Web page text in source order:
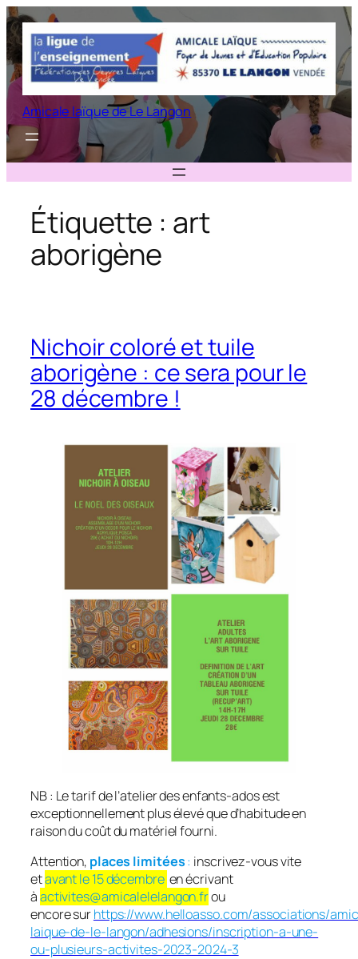
Aller
au
contenu
Amicale laïque de Le Langon
Étiquette : art
aborigène
Nichoir coloré et tuile
aborigène : ce sera pour le
28 décembre !
NB : Le tarif de l’atelier des enfants-ados est
exceptionnellement plus élevé que d’habitude en
raison du coût du matériel fourni.
Attention, places limitées: inscrivez-vous vite
etavant le 15 décembre en écrivant
àactivites@amicalelelangon.frou
encore surhttps://www.helloasso.com/associations/
laique-de-le-langon/adhesions/inscription-a-une-
ou-plusieurs-activites-2023-2024-3